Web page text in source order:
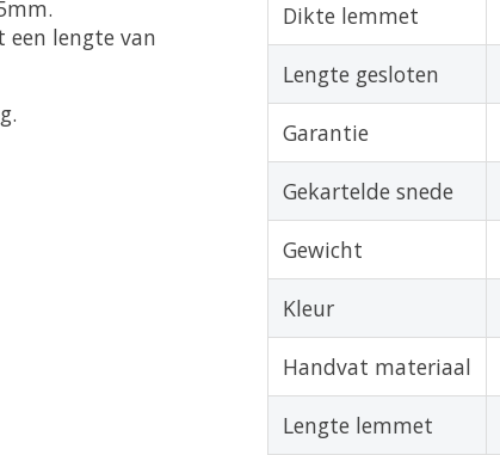
lengte van
Dikte lemmet
Lengte gesloten
Garantie
Gekartelde snede
Gewicht
Kleur
Handvat materiaal
Lengte lemmet